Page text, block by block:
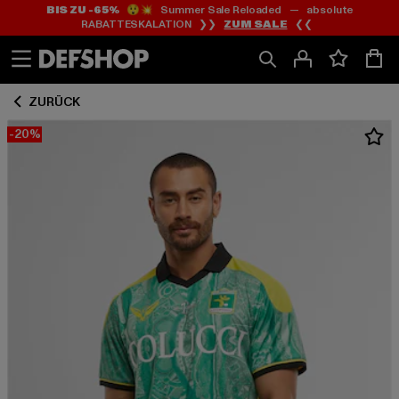
Zum
Inhalt
springen
Zum
Fußzeile
springen
BIS ZU -65%😲💥 Summer Sale Reloaded — absolute
RABATTESKALATION ❯❯ ZUM SALE ❮❮
ZURÜCK
-20%